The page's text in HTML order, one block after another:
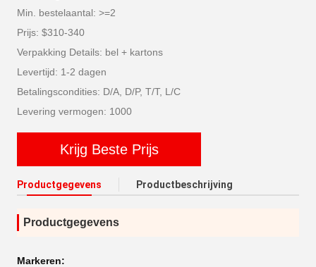
Min. bestelaantal: >=2
Prijs: $310-340
Verpakking Details: bel + kartons
Levertijd: 1-2 dagen
Betalingscondities: D/A, D/P, T/T, L/C
Levering vermogen: 1000
Krijg Beste Prijs
Productgegevens Productbeschrijving
Productgegevens
Markeren: